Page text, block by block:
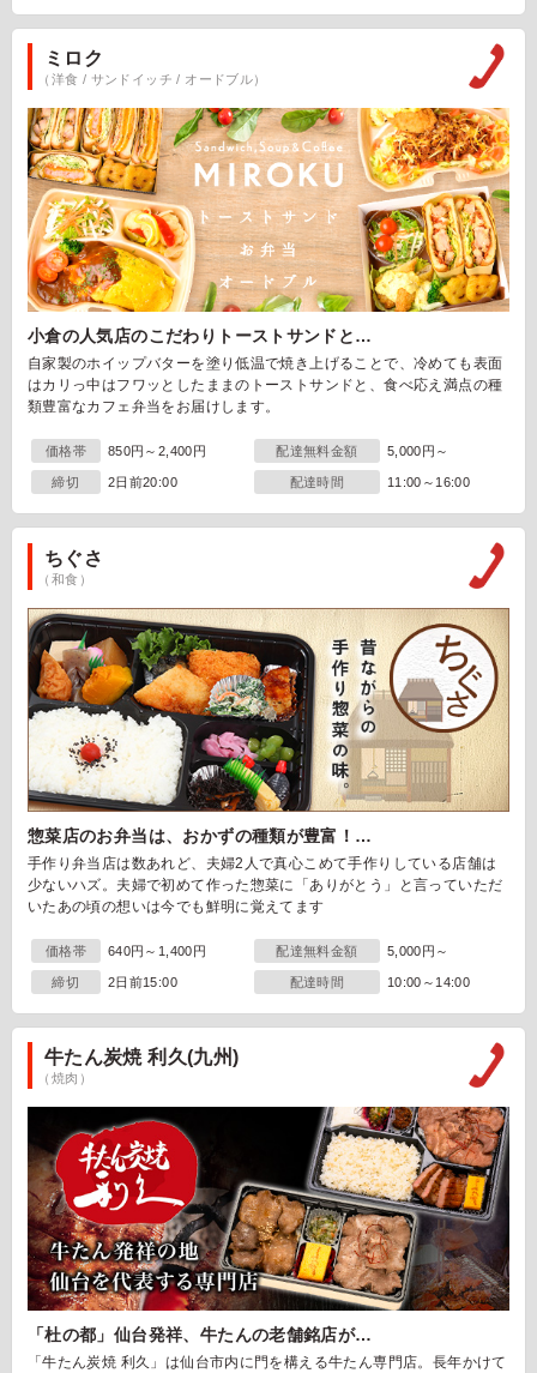
ミロク
（洋食 / サンドイッチ / オードブル）
小倉の人気店のこだわりトーストサンドと…
自家製のホイップバターを塗り低温で焼き上げることで、冷めても表面
はカリっ中はフワッとしたままのトーストサンドと、食べ応え満点の種
類豊富なカフェ弁当をお届けします。
価格帯 850円～2,400円 配達無料金額 5,000円～
締切 2日前20:00 配達時間 11:00～16:00
ちぐさ
（和食）
惣菜店のお弁当は、おかずの種類が豊富！…
手作り弁当店は数あれど、夫婦2人で真心こめて手作りしている店舗は
少ないハズ。夫婦で初めて作った惣菜に「ありがとう」と言っていただ
いたあの頃の想いは今でも鮮明に覚えてます
価格帯 640円～1,400円 配達無料金額 5,000円～
締切 2日前15:00 配達時間 10:00～14:00
牛たん炭焼 利久(九州)
（焼肉）
「杜の都」仙台発祥、牛たんの老舗銘店が…
「牛たん炭焼 利久」は仙台市内に門を構える牛たん専門店。長年かけて